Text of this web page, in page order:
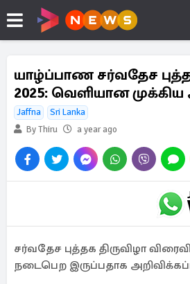
யாழ்ப்பாண சர்வதேச
2025: வெளியான முக்கிய
Jaffna
Sri Lanka
By Thiru
a year ago
சர்வதேச புத்தக திருவிழா
நடைபெற இருப்பதாக